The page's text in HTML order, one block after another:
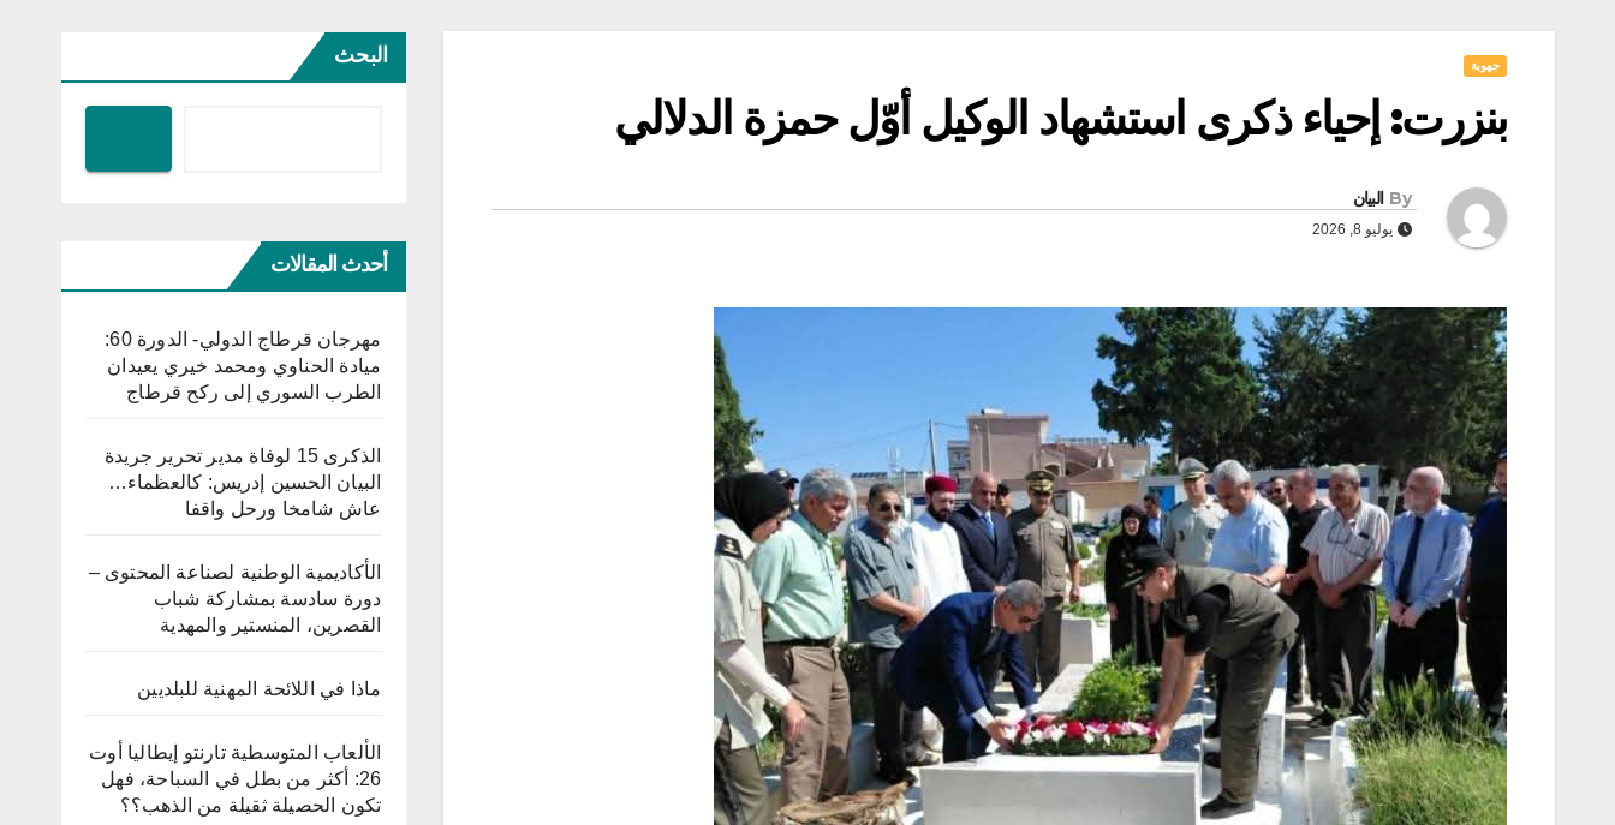
جهوية
بنزرت: إحياء ذكرى استشهاد الوكيل أوّل حمزة الدلالي
By البيان
يوليو 8, 2026
البحث
أحدث المقالات
مهرجان قرطاج الدولي- الدورة 60:
ميادة الحناوي ومحمد خيري يعيدان
الطرب السوري إلى ركح قرطاج
الذكرى 15 لوفاة مدير تحرير جريدة
البيان الحسين إدريس: كالعظماء…
عاش شامخا ورحل واقفا
الأكاديمية الوطنية لصناعة المحتوى –
دورة سادسة بمشاركة شباب
القصرين، المنستير والمهدية
ماذا في اللائحة المهنية للبلديين
الألعاب المتوسطية تارنتو إيطاليا أوت
26: أكثر من بطل في السباحة، فهل
تكون الحصيلة ثقيلة من الذهب؟؟